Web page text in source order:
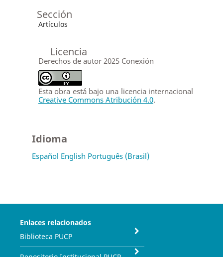
Sección
Artículos
Licencia
Derechos de autor 2025 Conexión
Esta obra está bajo una licencia internacional
Creative Commons Atribución 4.0.
Idioma
Español English Português (Brasil)
Enlaces relacionados
Biblioteca PUCP